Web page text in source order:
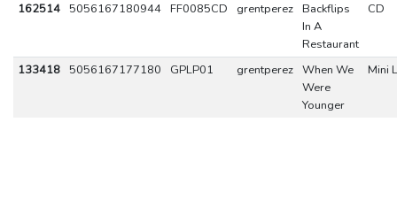
162514 5056167180944 FF0085CD grentperez Backflips
In A
Restaurant
CD
133418 5056167177180 GPLP01 grentperez When We
Were
Younger
Mini